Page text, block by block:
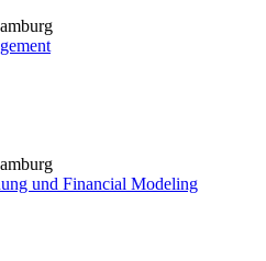
und Financial Modeling